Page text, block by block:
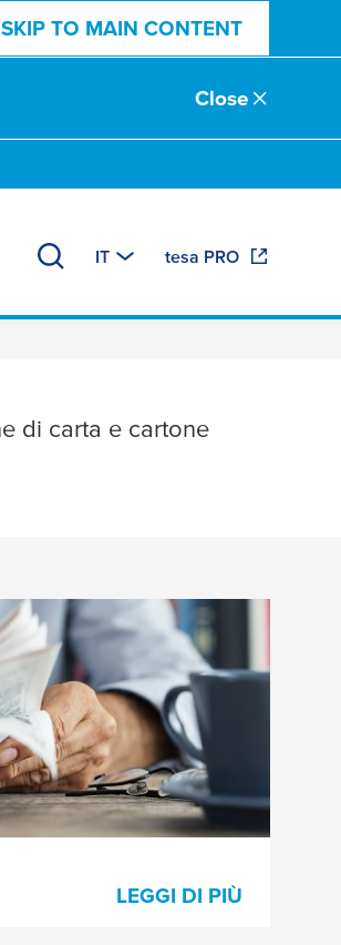
SKIP TO MAIN CONTENT
Close
IT tesa PRO
di
di carta e cartone
e riviste
per le giunte e soluzioni
stampa di giornali,
LEGGI DI PIÙ